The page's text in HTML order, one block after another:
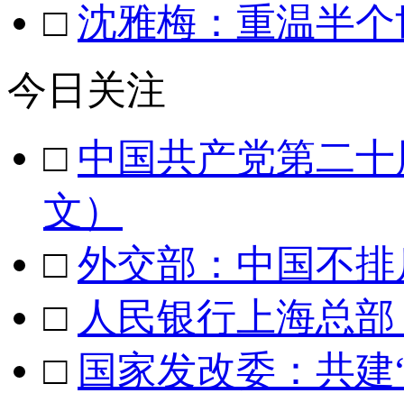
□ 沈雅梅：重温半
今日关注
□ 中国共产党第二
文）
□ 外交部：中国不
□ 人民银行上海总
□ 国家发改委：共